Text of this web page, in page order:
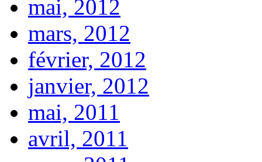
mai, 2012
mars, 2012
février, 2012
janvier, 2012
mai, 2011
avril, 2011